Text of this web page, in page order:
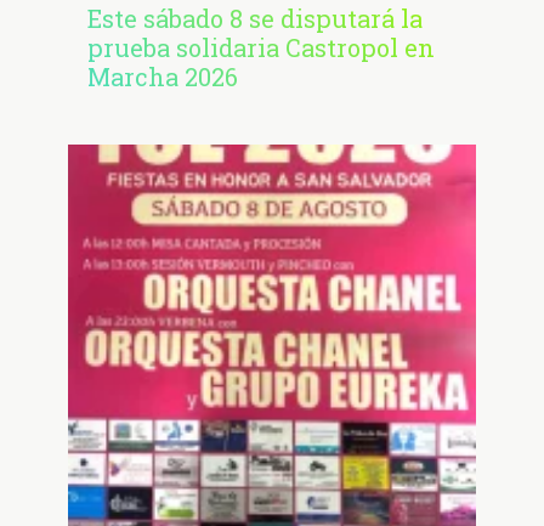
Este sábado 8 se disputará la
prueba solidaria Castropol en
Marcha 2026